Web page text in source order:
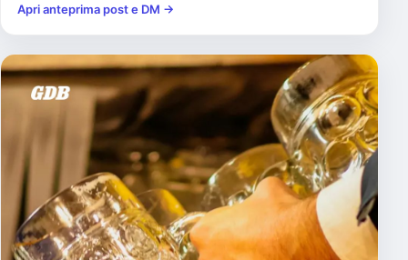
Apri anteprima post e DM →